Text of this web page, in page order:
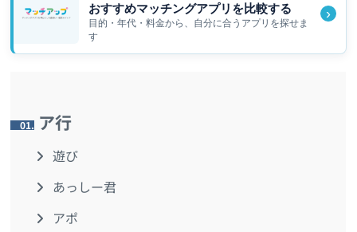
おすすめマッチングアプリを比較する
目的・年代・料金から、自分に合うアプリを探せま
す
›
1. ア行
遊び
あっしー君
アポ